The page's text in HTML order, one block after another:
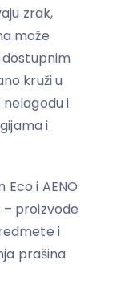
zrak,
može
kruži u
i
i
i AENO
– proizvode
i
prašina